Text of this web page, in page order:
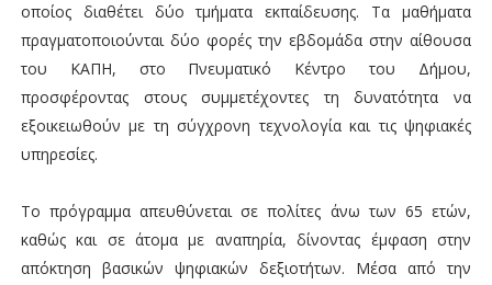
οποίος διαθέτει δύο τμήματα εκπαίδευσης. Τα μαθήματα
πραγματοποιούνται δύο φορές την εβδομάδα στην αίθουσα
του ΚΑΠΗ, στο Πνευματικό Κέντρο του Δήμου,
προσφέροντας στους συμμετέχοντες τη δυνατότητα να
εξοικειωθούν με τη σύγχρονη τεχνολογία και τις ψηφιακές
υπηρεσίες.
Το πρόγραμμα απευθύνεται σε πολίτες άνω των 65 ετών,
καθώς και σε άτομα με αναπηρία, δίνοντας έμφαση στην
απόκτηση βασικών ψηφιακών δεξιοτήτων. Μέσα από την